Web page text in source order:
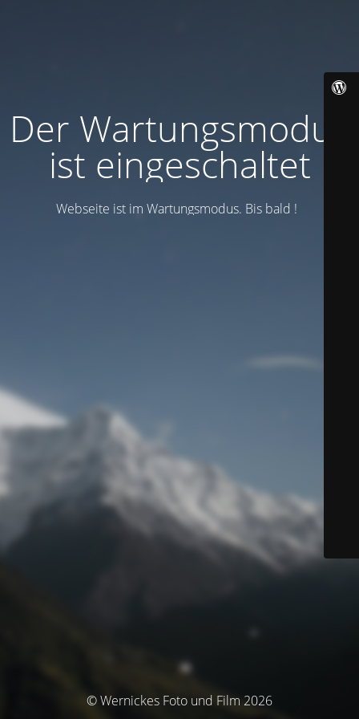
Der Wartungsmodus
ist eingeschaltet
Webseite ist im Wartungsmodus. Bis bald !
© Wernickes Foto und Film 2026